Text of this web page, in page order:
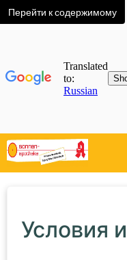
Перейти к содержимому
Условия